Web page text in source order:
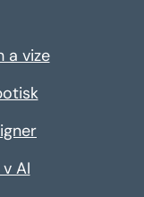
a vize
AI